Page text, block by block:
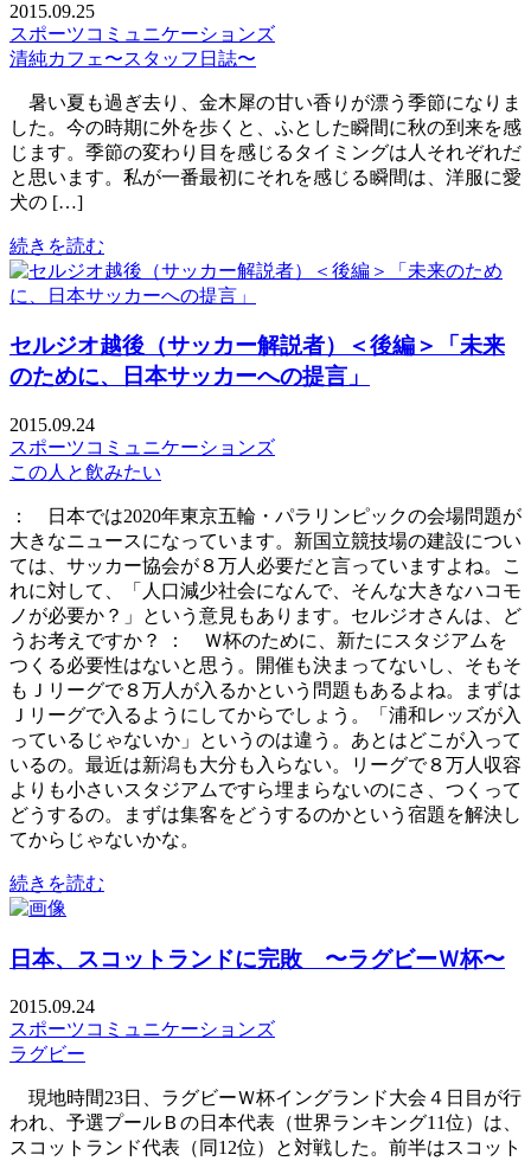
2015.09.25
スポーツコミュニケーションズ
清純カフェ〜スタッフ日誌〜
暑い夏も過ぎ去り、金木犀の甘い香りが漂う季節になりま
した。今の時期に外を歩くと、ふとした瞬間に秋の到来を感
じます。季節の変わり目を感じるタイミングは人それぞれだ
と思います。私が一番最初にそれを感じる瞬間は、洋服に愛
犬の […]
続きを読む
セルジオ越後（サッカー解説者）＜後編＞「未来
のために、日本サッカーへの提言」
2015.09.24
スポーツコミュニケーションズ
この人と飲みたい
： 日本では2020年東京五輪・パラリンピックの会場問題が
大きなニュースになっています。新国立競技場の建設につい
ては、サッカー協会が８万人必要だと言っていますよね。こ
れに対して、「人口減少社会になんで、そんな大きなハコモ
ノが必要か？」という意見もあります。セルジオさんは、ど
うお考えですか？ ： Ｗ杯のために、新たにスタジアムを
つくる必要性はないと思う。開催も決まってないし、そもそ
もＪリーグで８万人が入るかという問題もあるよね。まずは
Ｊリーグで入るようにしてからでしょう。「浦和レッズが入
っているじゃないか」というのは違う。あとはどこが入って
いるの。最近は新潟も大分も入らない。リーグで８万人収容
よりも小さいスタジアムですら埋まらないのにさ、つくって
どうするの。まずは集客をどうするのかという宿題を解決し
てからじゃないかな。
続きを読む
日本、スコットランドに完敗 〜ラグビーＷ杯〜
2015.09.24
スポーツコミュニケーションズ
ラグビー
現地時間23日、ラグビーＷ杯イングランド大会４日目が行
われ、予選プールＢの日本代表（世界ランキング11位）は、
スコットランド代表（同12位）と対戦した。前半はスコット